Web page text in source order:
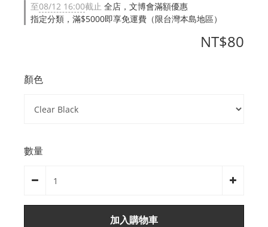
至08/12 16:00截止 全店，文博會滿額優惠
指定分類，滿$5000即享免運費（限台灣本島地區）
NT$80
顏色
數量
加入購物車